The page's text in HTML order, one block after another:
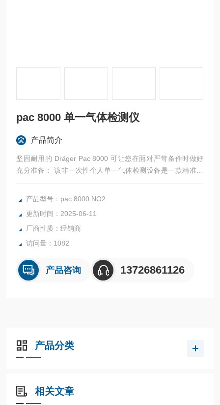
pac 8000 单一气体检测仪
产品简介
坚固耐用的 Dräger Pac 8000 可让您在面对严苛条件时做好
充分准备： 该非一次性个人单一气体检测设备是一款精准可
靠的仪器，可检测达到危险浓度的 29 种不同气体，包括 NO2
、O3 或 COCl2 等特殊气体。测量数据可通过蓝牙®轻松传输
产品型号：pac 8000 NO2
更新时间：2025-06-11
厂商性质：经销商
访问量：1082
产品咨询 13726861126
产品分类
相关文章